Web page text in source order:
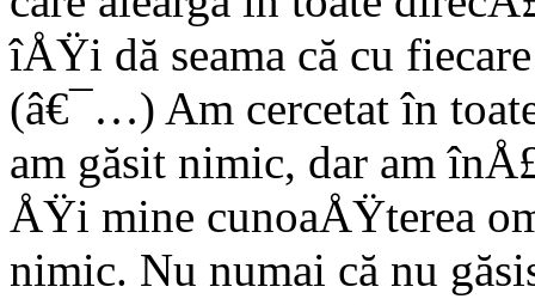
îÅŸi dă seama că cu
(â€¯…) Am cercetat în
am găsit nimic, dar am
ÅŸi mine cunoaÅŸterea
nimic. Nu numai că nu